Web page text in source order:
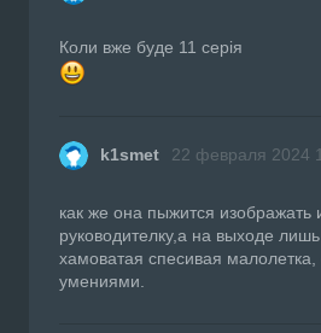
Коли вже буде 11 серія
k1smet 22 февраля 2024
как же она пыжится изображать
руководителку,а на выходе
хамоватая спесивая
умениями.